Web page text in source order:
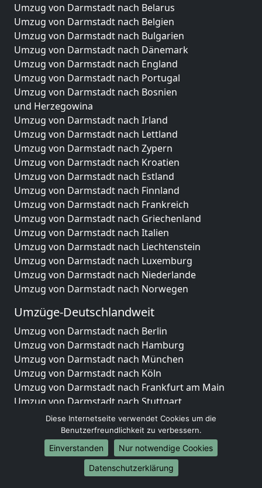
Umzug von Darmstadt nach Belarus
Umzug von Darmstadt nach Belgien
Umzug von Darmstadt nach Bulgarien
Umzug von Darmstadt nach Dänemark
Umzug von Darmstadt nach England
Umzug von Darmstadt nach Portugal
Umzug von Darmstadt nach Bosnien
und Herzegowina
Umzug von Darmstadt nach Irland
Umzug von Darmstadt nach Lettland
Umzug von Darmstadt nach Zypern
Umzug von Darmstadt nach Kroatien
Umzug von Darmstadt nach Estland
Umzug von Darmstadt nach Finnland
Umzug von Darmstadt nach Frankreich
Umzug von Darmstadt nach Griechenland
Umzug von Darmstadt nach Italien
Umzug von Darmstadt nach Liechtenstein
Umzug von Darmstadt nach Luxemburg
Umzug von Darmstadt nach Niederlande
Umzug von Darmstadt nach Norwegen
Umzüge-Deutschlandweit
Umzug von Darmstadt nach Berlin
Umzug von Darmstadt nach Hamburg
Umzug von Darmstadt nach München
Umzug von Darmstadt nach Köln
Umzug von Darmstadt nach Frankfurt am Main
Umzug von Darmstadt nach Stuttgart
Umzug von Darmstadt nach Düsseldorf
Umzug von Darmstadt nach Leipzig
Umzug von Darmstadt nach Dortmund
Umzug von Darmstadt nach Essen
Umzug von Darmstadt nach Bremen
Diese Internetseite verwendet Cookies um die
Benutzerfreundlichkeit zu verbessern.
Einverstanden
Nur notwendige Cookies
Datenschutzerklärung